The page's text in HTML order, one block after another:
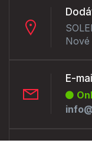
E-mail